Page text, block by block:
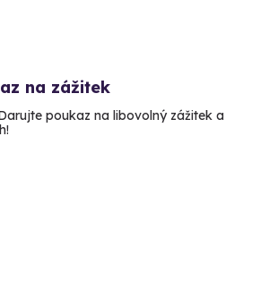
na zážitek
poukaz na libovolný zážitek a